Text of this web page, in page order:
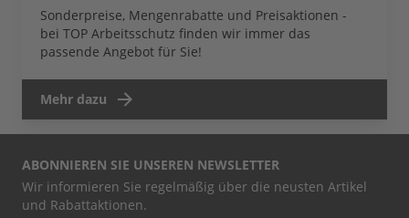
Sonderpreise, Mengenrabatte und Preisaktionen -
bei TOP Arbeitsschutz finden wir immer das
passende Angebot für Sie!
Mehr dazu
ABONNIEREN SIE UNSEREN NEWSLETTER
Wir informieren Sie regelmäßig über die neusten Artikel
und Rabattaktionen.